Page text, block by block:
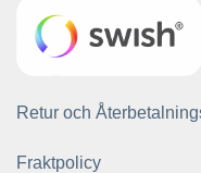
Retur och
Fraktpolicy